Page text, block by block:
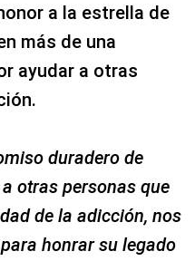
a la estrella de
más de una
ayudar a otras
duradero de
otras personas que
de la adicción, nos
honrar su legado